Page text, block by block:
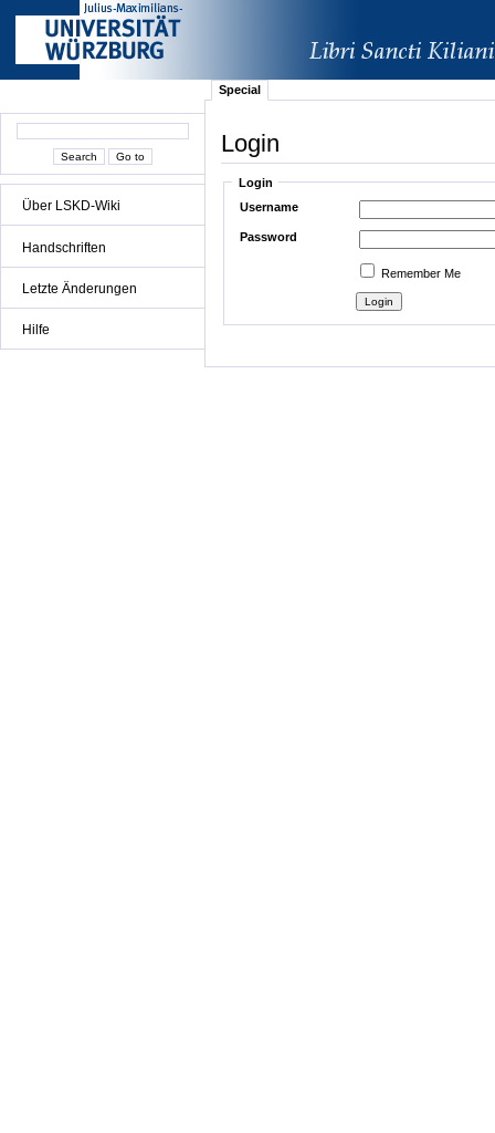
Über LSKD-Wiki
Handschriften
Letzte Änderungen
Hilfe
Special
Login
Login
Username
Password
Remember Me